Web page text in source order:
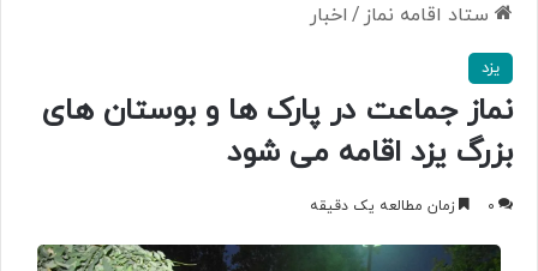
ستاد اقامه نماز / اخبار
یزد
نماز جماعت در پارک ها و بوستان های
بزرگ يزد اقامه می شود
0 زمان مطالعه یک دقیقه